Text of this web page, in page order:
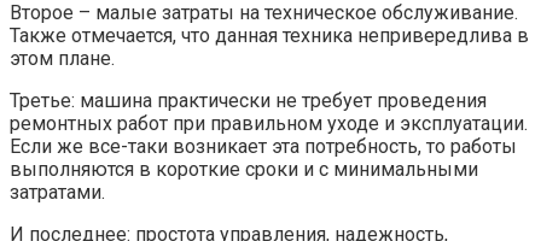
Второе – малые затраты на техническое обслуживание.
Также отмечается, что данная техника непривередлива в
этом плане.
Третье: машина практически не требует проведения
ремонтных работ при правильном уходе и эксплуатации.
Если же все-таки возникает эта потребность, то работы
выполняются в короткие сроки и с минимальными
затратами.
И последнее: простота управления, надежность,